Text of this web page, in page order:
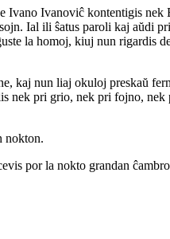
Ivano Ivanoviĉ kontentigis
Ial ili ŝatus paroli kaj
la homoj, kiuj nun rigardis
kaj nun liaj okuloj preskaŭ
nek pri grio, nek pri fojno,
nokton.
por la nokto grandan